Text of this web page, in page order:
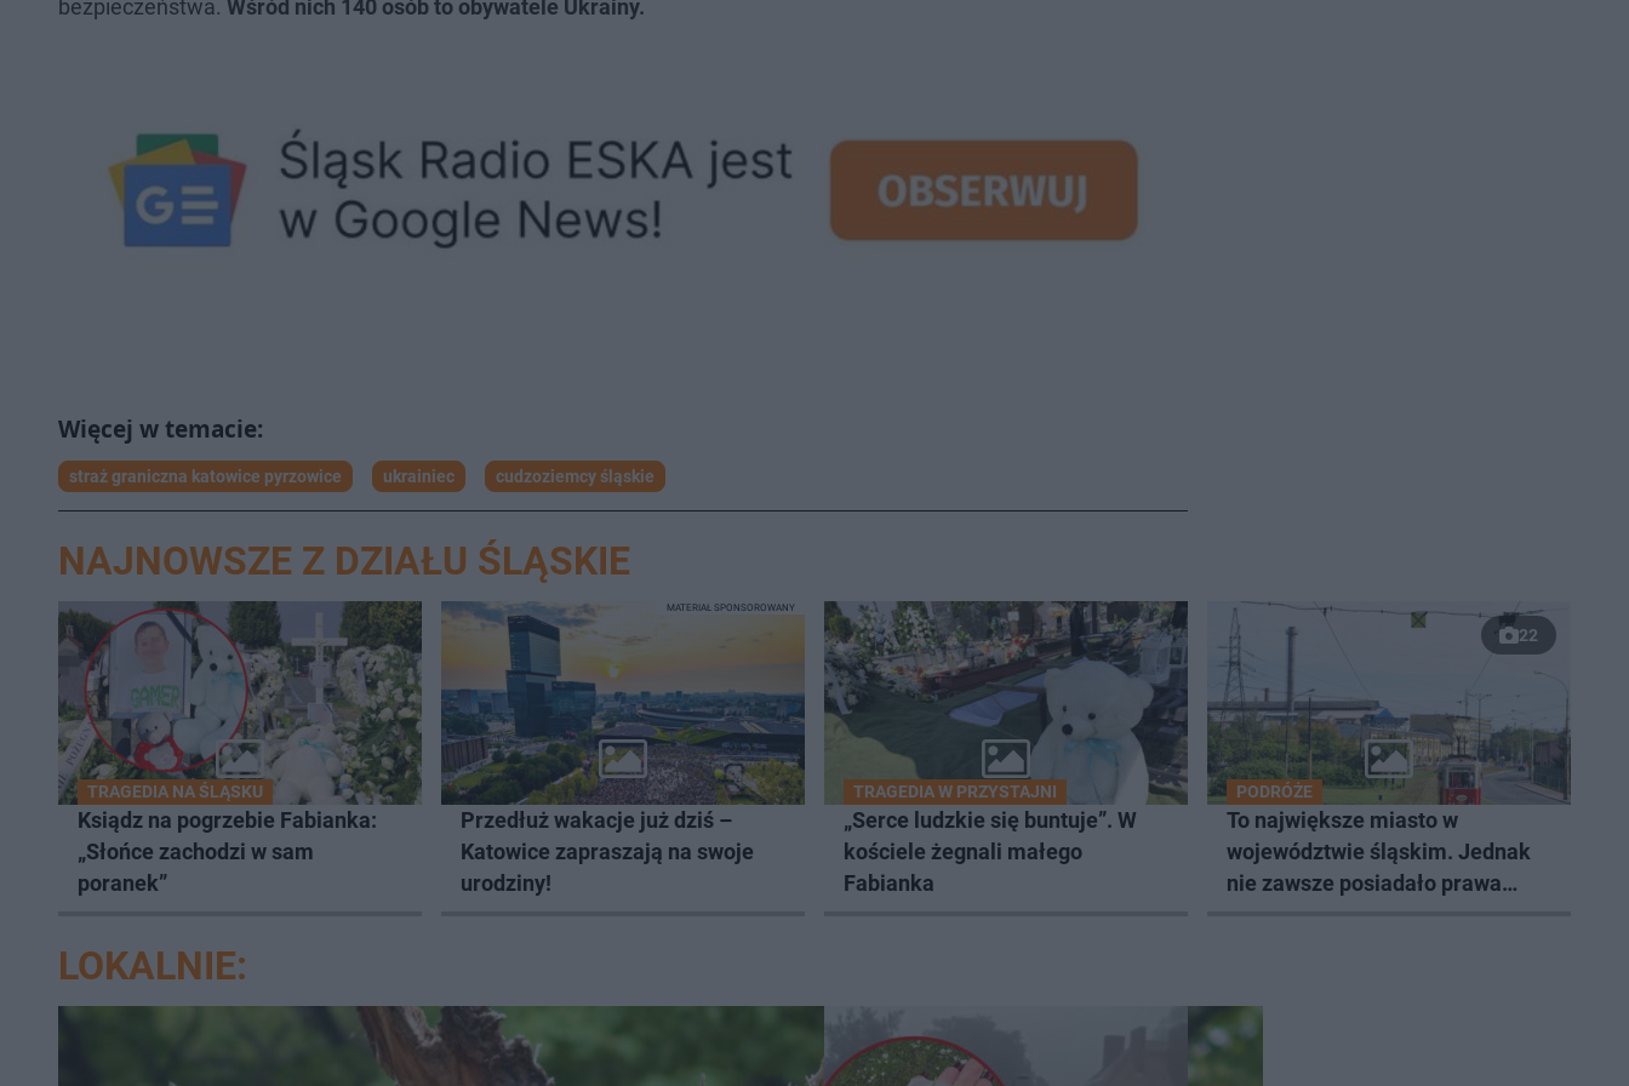
bezpieczeństwa. Wśród nich 140 osób to obywatele Ukrainy.
straż graniczna katowice pyrzowice ukrainiec cudzoziemcy śląskie
NAJNOWSZE Z DZIAŁU ŚLĄSKIE
TRAGEDIA NA ŚLĄSKU
Ksiądz na pogrzebie Fabianka:
„Słońce zachodzi w sam
poranek”
Przedłuż wakacje już dziś –
Katowice zapraszają na swoje
urodziny!
MATERIAŁ SPONSOROWANY
TRAGEDIA W PRZYSTAJNI
„Serce ludzkie się buntuje”. W
kościele żegnali małego
Fabianka
22
PODRÓŻE
To największe miasto w
województwie śląskim. Jednak
nie zawsze posiadało prawa
LOKALNIE: